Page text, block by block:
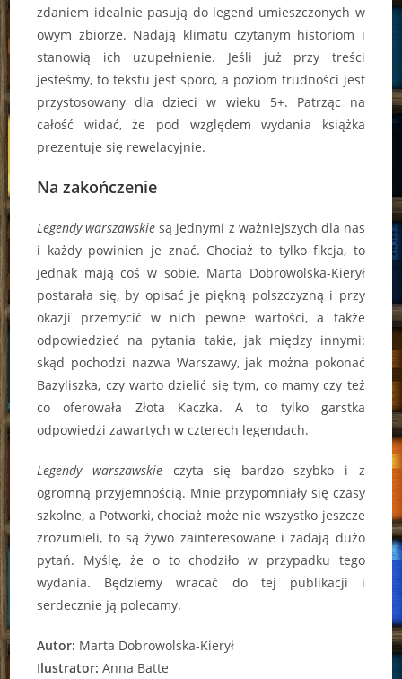
zdaniem idealnie pasują do legend umieszczonych w
owym zbiorze. Nadają klimatu czytanym historiom i
stanowią ich uzupełnienie. Jeśli już przy treści
jesteśmy, to tekstu jest sporo, a poziom trudności jest
przystosowany dla dzieci w wieku 5+. Patrząc na
całość widać, że pod względem wydania książka
prezentuje się rewelacyjnie.
Na zakończenie
Legendy warszawskie są jednymi z ważniejszych dla nas
i każdy powinien je znać. Chociaż to tylko fikcja, to
jednak mają coś w sobie. Marta Dobrowolska-Kierył
postarała się, by opisać je piękną polszczyzną i przy
okazji przemycić w nich pewne wartości, a także
odpowiedzieć na pytania takie, jak między innymi:
skąd pochodzi nazwa Warszawy, jak można pokonać
Bazyliszka, czy warto dzielić się tym, co mamy czy też
co oferowała Złota Kaczka. A to tylko garstka
odpowiedzi zawartych w czterech legendach.
Legendy warszawskieczyta się bardzo szybko i z
ogromną przyjemnością. Mnie przypomniały się czasy
szkolne, a Potworki, chociaż może nie wszystko jeszcze
zrozumieli, to są żywo zainteresowane i zadają dużo
pytań. Myślę, że o to chodziło w przypadku tego
wydania. Będziemy wracać do tej publikacji i
serdecznie ją polecamy.
Autor: Marta Dobrowolska-Kierył
Ilustrator: Anna Batte